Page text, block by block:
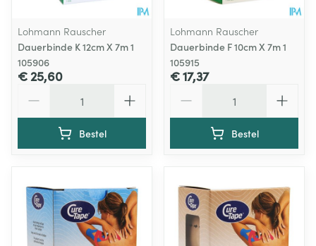
Lohmann Rauscher
Dauerbinde K 12cm X 7m 1
105906
€ 25,60
Bestel
Lohmann Rauscher
Dauerbinde F 10cm X 7m 1
105915
€ 17,37
Bestel